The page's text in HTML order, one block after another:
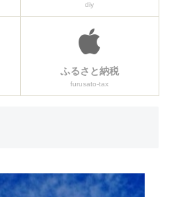
diy
ふるさと納税
furusato-tax